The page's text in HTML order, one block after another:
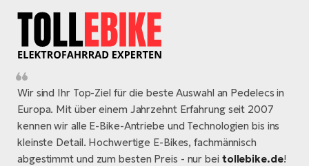
Wir sind Ihr Top-Ziel für die beste Auswahl an Pedelecs in
Europa. Mit über einem Jahrzehnt Erfahrung seit 2007
kennen wir alle E-Bike-Antriebe und Technologien bis ins
kleinste Detail. Hochwertige E-Bikes, fachmännisch
abgestimmt und zum besten Preis - nur bei tollebike.de!